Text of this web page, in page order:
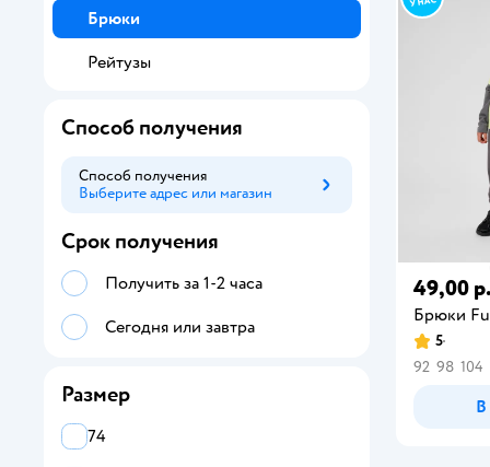
49,00 р.
Брюки
5
92 98 104
В
Брюки
Рейтузы
Способ получения
Способ получения
Выберите адрес или магазин
Способ получения
Срок получения
Получить за 1-2 часа
Сегодня или завтра
Размер
74